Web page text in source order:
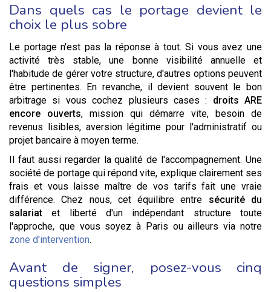
Dans quels cas le portage devient le
choix le plus sobre
Le portage n'est pas la réponse à tout. Si vous avez une
activité très stable, une bonne visibilité annuelle et
l'habitude de gérer votre structure, d'autres options peuvent
être pertinentes. En revanche, il devient souvent le bon
arbitrage si vous cochez plusieurs cases : droits ARE
encore ouverts, mission qui démarre vite, besoin de
revenus lisibles, aversion légitime pour l'administratif ou
projet bancaire à moyen terme.
Il faut aussi regarder la qualité de l'accompagnement. Une
société de portage qui répond vite, explique clairement ses
frais et vous laisse maître de vos tarifs fait une vraie
différence. Chez nous, cet équilibre entre sécurité du
salariat et liberté d'un indépendant structure toute
l'approche, que vous soyez à Paris ou ailleurs via notre
zone d'intervention.
Avant de signer, posez-vous cinq
questions simples